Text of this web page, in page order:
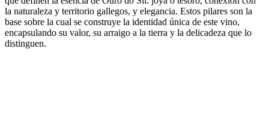
la naturaleza y territorio gallegos, y elegancia. Estos pilares son la
base sobre la cual se construye la identidad única de este vino,
encapsulando su valor, su arraigo a la tierra y la delicadeza que lo
distinguen.